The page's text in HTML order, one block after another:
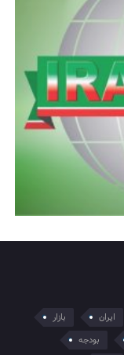
ایران
بازار
بودجه